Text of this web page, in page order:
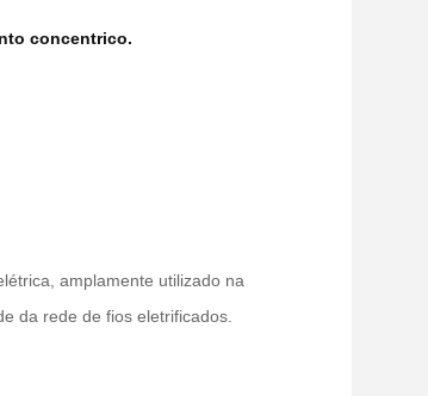
concentrico.
amplamente utilizado na
da rede de fios eletrificados.